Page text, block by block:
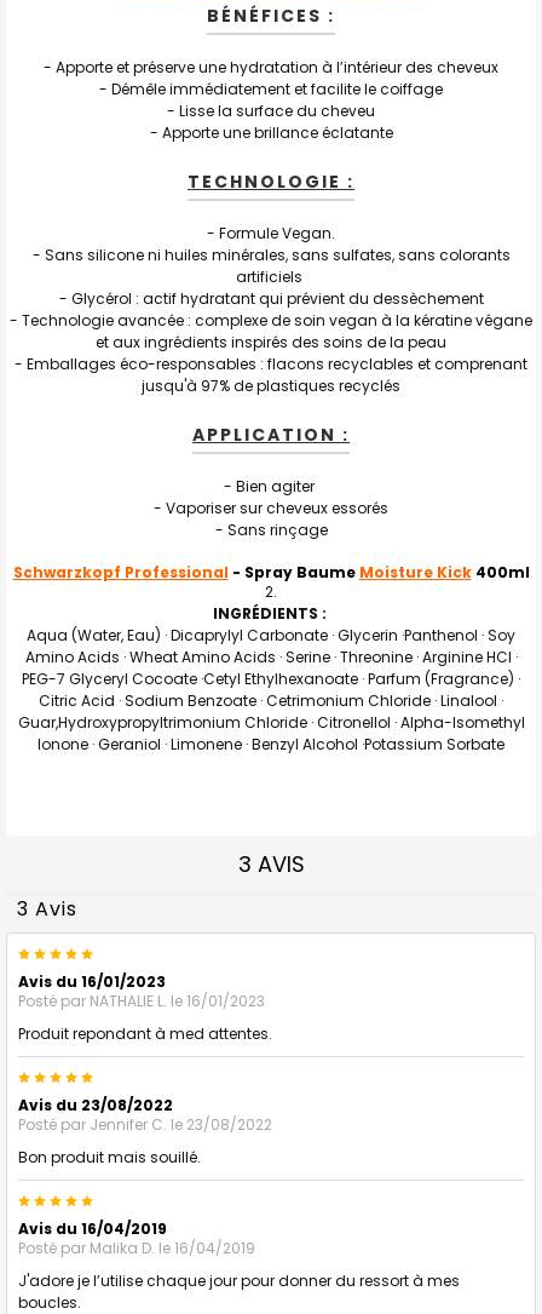
SÉLECTION
AU PANIER
BÉNÉFICES :
- Apporte et préserve une hydratation à l’intérieur des cheveux
- Démêle immédiatement et facilite le coiffage
- Lisse la surface du cheveu
- Apporte une brillance éclatante
TECHNOLOGIE :
- Formule Vegan.
- Sans silicone ni huiles minérales, sans sulfates, sans colorants
artificiels
- Glycérol : actif hydratant qui prévient du dessèchement
- Technologie avancée : complexe de soin vegan à la kératine végane
et aux ingrédients inspirés des soins de la peau
- Emballages éco-responsables : flacons recyclables et comprenant
jusqu'à 97% de plastiques recyclés
APPLICATION :
- Bien agiter
- Vaporiser sur cheveux essorés
- Sans rinçage
Schwarzkopf Professional- Spray Baume Moisture Kick400ml
INGRÉDIENTS :
Aqua (Water, Eau) · Dicaprylyl Carbonate · Glycerin ·Panthenol · Soy
Amino Acids · Wheat Amino Acids · Serine · Threonine · Arginine HCl ·
PEG-7 Glyceryl Cocoate ·Cetyl Ethylhexanoate · Parfum (Fragrance) ·
Citric Acid · Sodium Benzoate · Cetrimonium Chloride · Linalool ·
Guar,Hydroxypropyltrimonium Chloride · Citronellol · Alpha-Isomethyl
Ionone · Geraniol · Limonene · Benzyl Alcohol ·Potassium Sorbate
3 AVIS
3 Avis
5
Avis du 16/01/2023
Posté par NATHALIE L. le 16/01/2023
Produit repondant à med attentes.
5
Avis du 23/08/2022
Posté par Jennifer C. le 23/08/2022
Bon produit mais souillé.
5
Avis du 16/04/2019
Posté par Malika D. le 16/04/2019
J'adore je l’utilise chaque jour pour donner du ressort à mes
boucles.